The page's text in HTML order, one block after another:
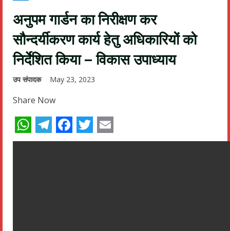
अनुपम गार्डन का निरीक्षण कर
सौन्दर्यीकरण कार्य हेतु अधिकारियों को
निर्देशित किया – विकास उपाध्याय
उप संपादक May 23, 2023
Share Now
WhatsApp
Telegram
Facebook
Twitter
Email